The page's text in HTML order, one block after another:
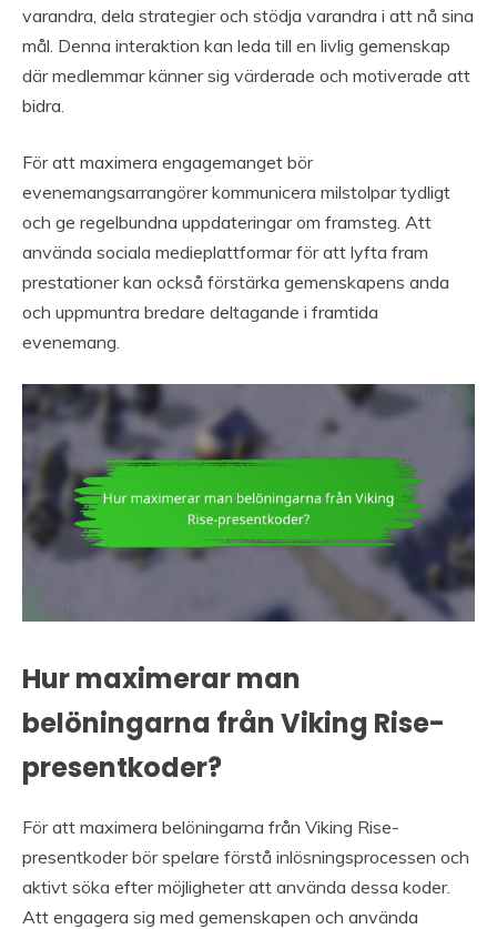
varandra, dela strategier och stödja varandra i att nå sina
mål. Denna interaktion kan leda till en livlig gemenskap
där medlemmar känner sig värderade och motiverade att
bidra.
För att maximera engagemanget bör
evenemangsarrangörer kommunicera milstolpar tydligt
och ge regelbundna uppdateringar om framsteg. Att
använda sociala medieplattformar för att lyfta fram
prestationer kan också förstärka gemenskapens anda
och uppmuntra bredare deltagande i framtida
evenemang.
Hur maximerar man
belöningarna från Viking Rise-
presentkoder?
För att maximera belöningarna från Viking Rise-
presentkoder bör spelare förstå inlösningsprocessen och
aktivt söka efter möjligheter att använda dessa koder.
Att engagera sig med gemenskapen och använda